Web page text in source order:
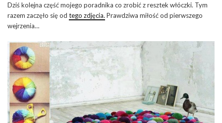
Dziś kolejna część mojego poradnika co zrobić z resztek włóczki. Tym
razem zaczęło się od tego zdjęcia. Prawdziwa miłość od pierwszego
wejrzenia…